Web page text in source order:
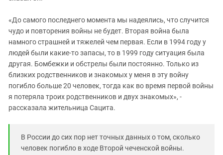
«До самого последнего момента мы надеялись, что случится
чудо и повторения войны не будет. Вторая война была
намного страшней и тяжелей чем первая. Если в 1994 году у
людей были какие-то запасы, то в 1999 году ситуация была
другая. Бомбежки и обстрелы были постоянно. Только из
близких родственников и знакомых у меня в эту войну
погибло больше 20 человек, тогда как во время первой войны
я потеряла троих родственников и двух знакомых», -
рассказала жительница Сацита.
В России до сих пор нет точных данных о том, сколько
человек погибло в ходе Второй чеченской войны.